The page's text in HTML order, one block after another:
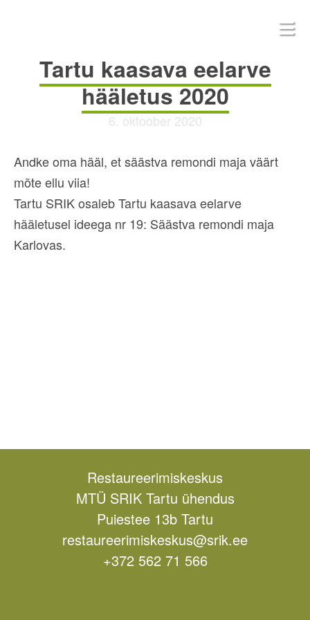
Tartu kaasava eelarve
hääletus 2020
6. oktoober 2020
Andke oma hääl, et säästva remondi maja väärt
mõte ellu viia!
Tartu SRIK osaleb Tartu kaasava eelarve
hääletusel ideega nr 19: Säästva remondi maja
Karlovas.
Restaureerimiskeskus
MTÜ SRIK Tartu ühendus
Puiestee 13b Tartu
restaureerimiskeskus@srik.ee
+372 562 71 566